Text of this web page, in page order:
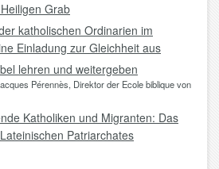
Grab
katholischen Ordinarien im
Einladung zur Gleichheit aus
lehren und weitergeben
Pérennès, Direktor der Ecole biblique von
Katholiken und Migranten: Das
Patriarchates